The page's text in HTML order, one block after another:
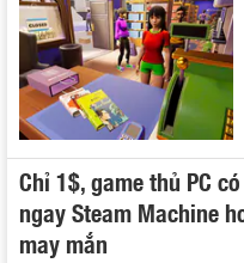
Chỉ 1$, game thủ PC
ngay Steam Machine
may mắn